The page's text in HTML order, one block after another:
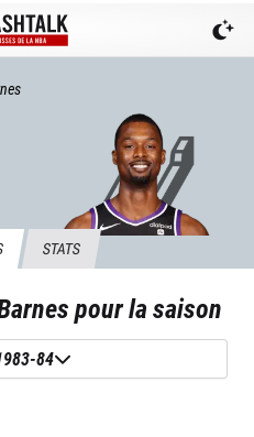
STATS
pour la saison
84